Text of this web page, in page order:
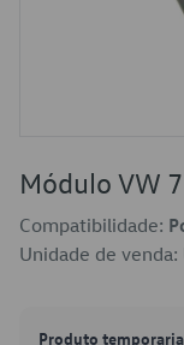
Módulo VW
Compatibilidade:
Unidade de venda:
Produto